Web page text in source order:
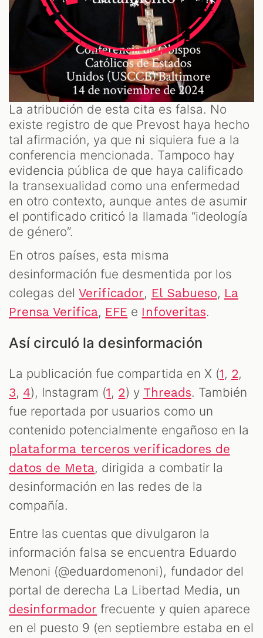
La atribución de esta cita es falsa. No
existe registro de que Prevost haya hecho
tal afirmación, ya que ni siquiera fue a la
conferencia mencionada. Tampoco hay
evidencia pública de que haya calificado
la transexualidad como una enfermedad
en otro contexto, aunque antes de asumir
el pontificado criticó la llamada “ideología
de género”.
En otros países, esta misma
desinformación fue desmentida por los
colegas delVerificador, El Sabueso, La
Prensa Verifica, EFE e Infoveritas.
Así circuló la desinformación
La publicación fue compartida en X (1, 2,
3, 4), Instagram (1, 2) y Threads. También
fue reportada por usuarios como un
contenido potencialmente engañoso en la
plataforma terceros verificadores de
datos de Meta, dirigida a combatir la
desinformación en las redes de la
compañía.
Entre las cuentas que divulgaron la
información falsa se encuentra Eduardo
Menoni (@eduardomenoni), fundador del
portal de derecha La Libertad Media, un
desinformador frecuente y quien aparece
en el puesto 9 (en septiembre estaba en el